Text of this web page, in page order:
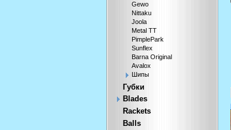
Gewo
Nittaku
Joola
Metal TT
PimplePark
Sunflex
Barna Original
Avalox
Шипы
Губки
Blades
Rackets
Balls